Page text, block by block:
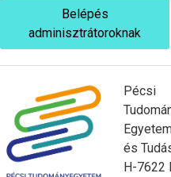
Belépés
adminisztrátoroknak
Pécsi
és
H-7622